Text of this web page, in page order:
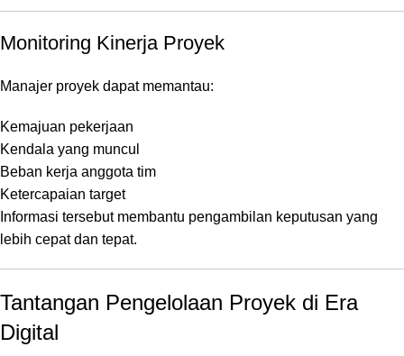
Monitoring Kinerja Proyek
Manajer proyek dapat memantau:
Kemajuan pekerjaan
Kendala yang muncul
Beban kerja anggota tim
Ketercapaian target
Informasi tersebut membantu pengambilan keputusan yang
lebih cepat dan tepat.
Tantangan Pengelolaan Proyek di Era
Digital